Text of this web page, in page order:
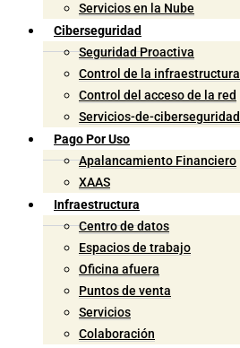
Servicios en la Nube
Ciberseguridad
Seguridad Proactiva
Control de la infraestructura
Control del acceso de la red
Servicios-de-ciberseguridad
Pago Por Uso
Apalancamiento Financiero
XAAS
Infraestructura
Centro de datos
Espacios de trabajo
Oficina afuera
Puntos de venta
Servicios
Colaboración